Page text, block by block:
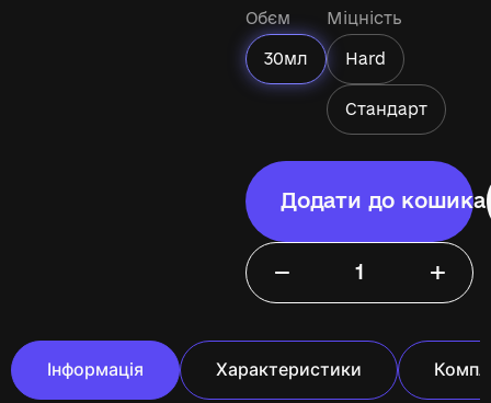
Обєм
30мл
Міцність
Hard
Стандарт
− +
Додати до кошика
Інформація Характеристики